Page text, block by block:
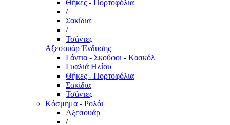
Θήκες - Πορτοφόλια
/
Σακίδια
/
Τσάντες
Αξεσουάρ Ένδυσης
Γάντια - Σκούφοι - Κασκόλ
Γυαλιά Ηλίου
Θήκες - Πορτοφόλια
Σακίδια
Τσάντες
Κόσμημα - Ρολόι
Αξεσουάρ
/